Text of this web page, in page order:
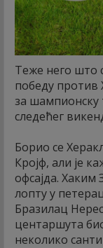
Теже него што
победу против
за шампионску
следећег
Борио се
Кројф, али је
офсајда. Хаким
лопту у
Бразилац
центаршута
неколико